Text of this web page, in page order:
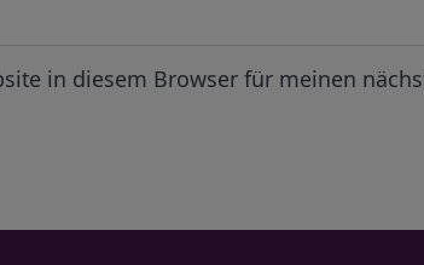
in diesem Browser für meinen